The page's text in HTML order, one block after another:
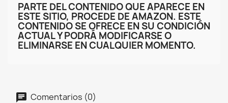
PARTE DEL CONTENIDO QUE APARECE EN
ESTE SITIO, PROCEDE DE AMAZON. ESTE
CONTENIDO SE OFRECE EN SU CONDICIÓN
ACTUAL Y PODRÁ MODIFICARSE O
ELIMINARSE EN CUALQUIER MOMENTO.
Comentarios (0)